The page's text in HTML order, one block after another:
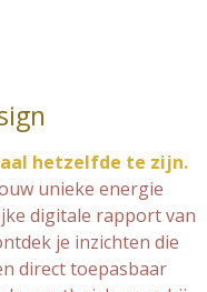
hetzelfde te zijn.
unieke energie
digitale rapport van
je inzichten die
direct toepasbaar